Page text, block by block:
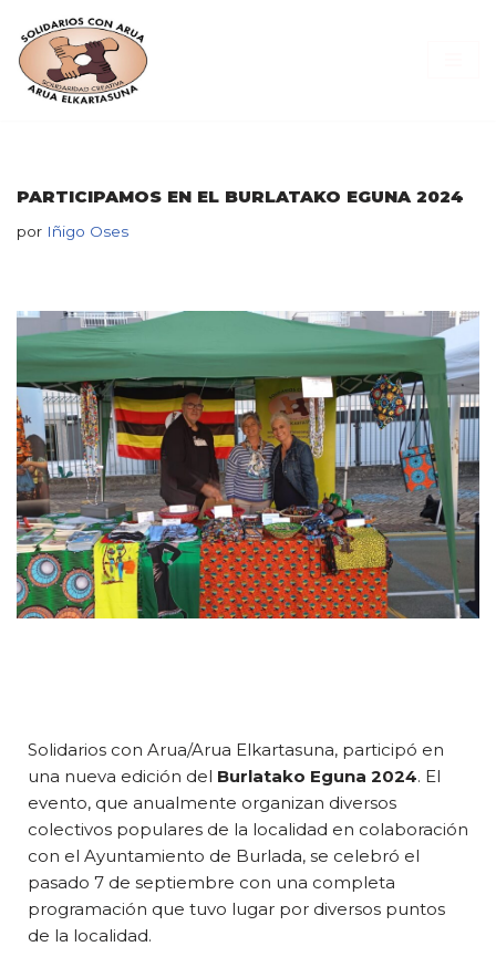
Saltar
al
PARTICIPAMOS EN EL BURLATAKO EGUNA 2024
por Iñigo Oses
Solidarios con Arua/Arua Elkartasuna, participó en
una nueva edición del Burlatako Eguna 2024. El
evento, que anualmente organizan diversos
colectivos populares de la localidad en colaboración
con el Ayuntamiento de Burlada, se celebró el
pasado 7 de septiembre con una completa
programación que tuvo lugar por diversos puntos
de la localidad.